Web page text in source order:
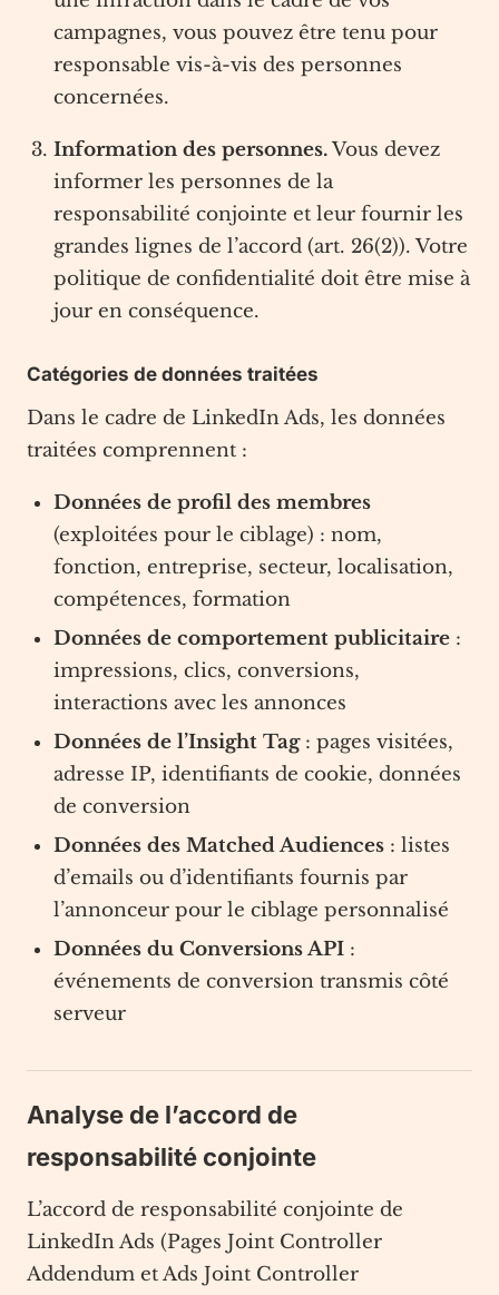
campagnes, vous pouvez être tenu pour
responsable vis-à-vis des personnes
concernées.
Information des personnes.Vous devez
informer les personnes de la
responsabilité conjointe et leur fournir les
grandes lignes de l’accord (art. 26(2)). Votre
politique de confidentialité doit être mise à
jour en conséquence.
Catégories de données traitées
Dans le cadre de LinkedIn Ads, les données
traitées comprennent :
Données de profil des membres
(exploitées pour le ciblage) : nom,
fonction, entreprise, secteur, localisation,
compétences, formation
Données de comportement publicitaire :
impressions, clics, conversions,
interactions avec les annonces
Données de l’Insight Tag: pages visitées,
adresse IP, identifiants de cookie, données
de conversion
Données des Matched Audiences : listes
d’emails ou d’identifiants fournis par
l’annonceur pour le ciblage personnalisé
Données du Conversions API :
événements de conversion transmis côté
serveur
Analyse de l’accord de
responsabilité conjointe
L’accord de responsabilité conjointe de
LinkedIn Ads (Pages Joint Controller
Addendum et Ads Joint Controller